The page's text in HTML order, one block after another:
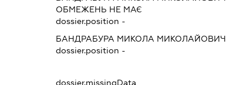
ОБМЕЖЕНЬ НЕ МАЄ
dossier.position -
БАНДРАБУРА МИКОЛА МИКОЛАЙОВИЧ
dossier.position -
dossier.missingData